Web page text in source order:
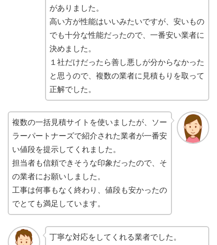
がありました。
高い方が性能はいいみたいですが、安いもの
でも十分な性能だったので、一番安い業者に
決めました。
１社だけだったら善し悪しが分からなかった
と思うので、複数の業者に見積もりを取って
正解でした。
複数の一括見積サイトを使いましたが、ソー
ラーパートナーズで紹介された業者が一番安
い値段を提示してくれました。
担当者も信頼できそうな印象だったので、そ
の業者にお願いしました。
工事は何事もなく終わり、値段も安かったの
でとても満足しています。
丁寧な対応をしてくれる業者でした。